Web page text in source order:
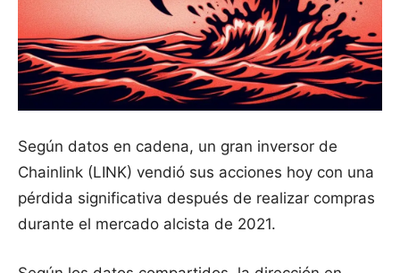
Según datos en cadena, un gran inversor de
Chainlink (LINK) vendió sus acciones hoy con una
pérdida significativa después de realizar compras
durante el mercado alcista de 2021.